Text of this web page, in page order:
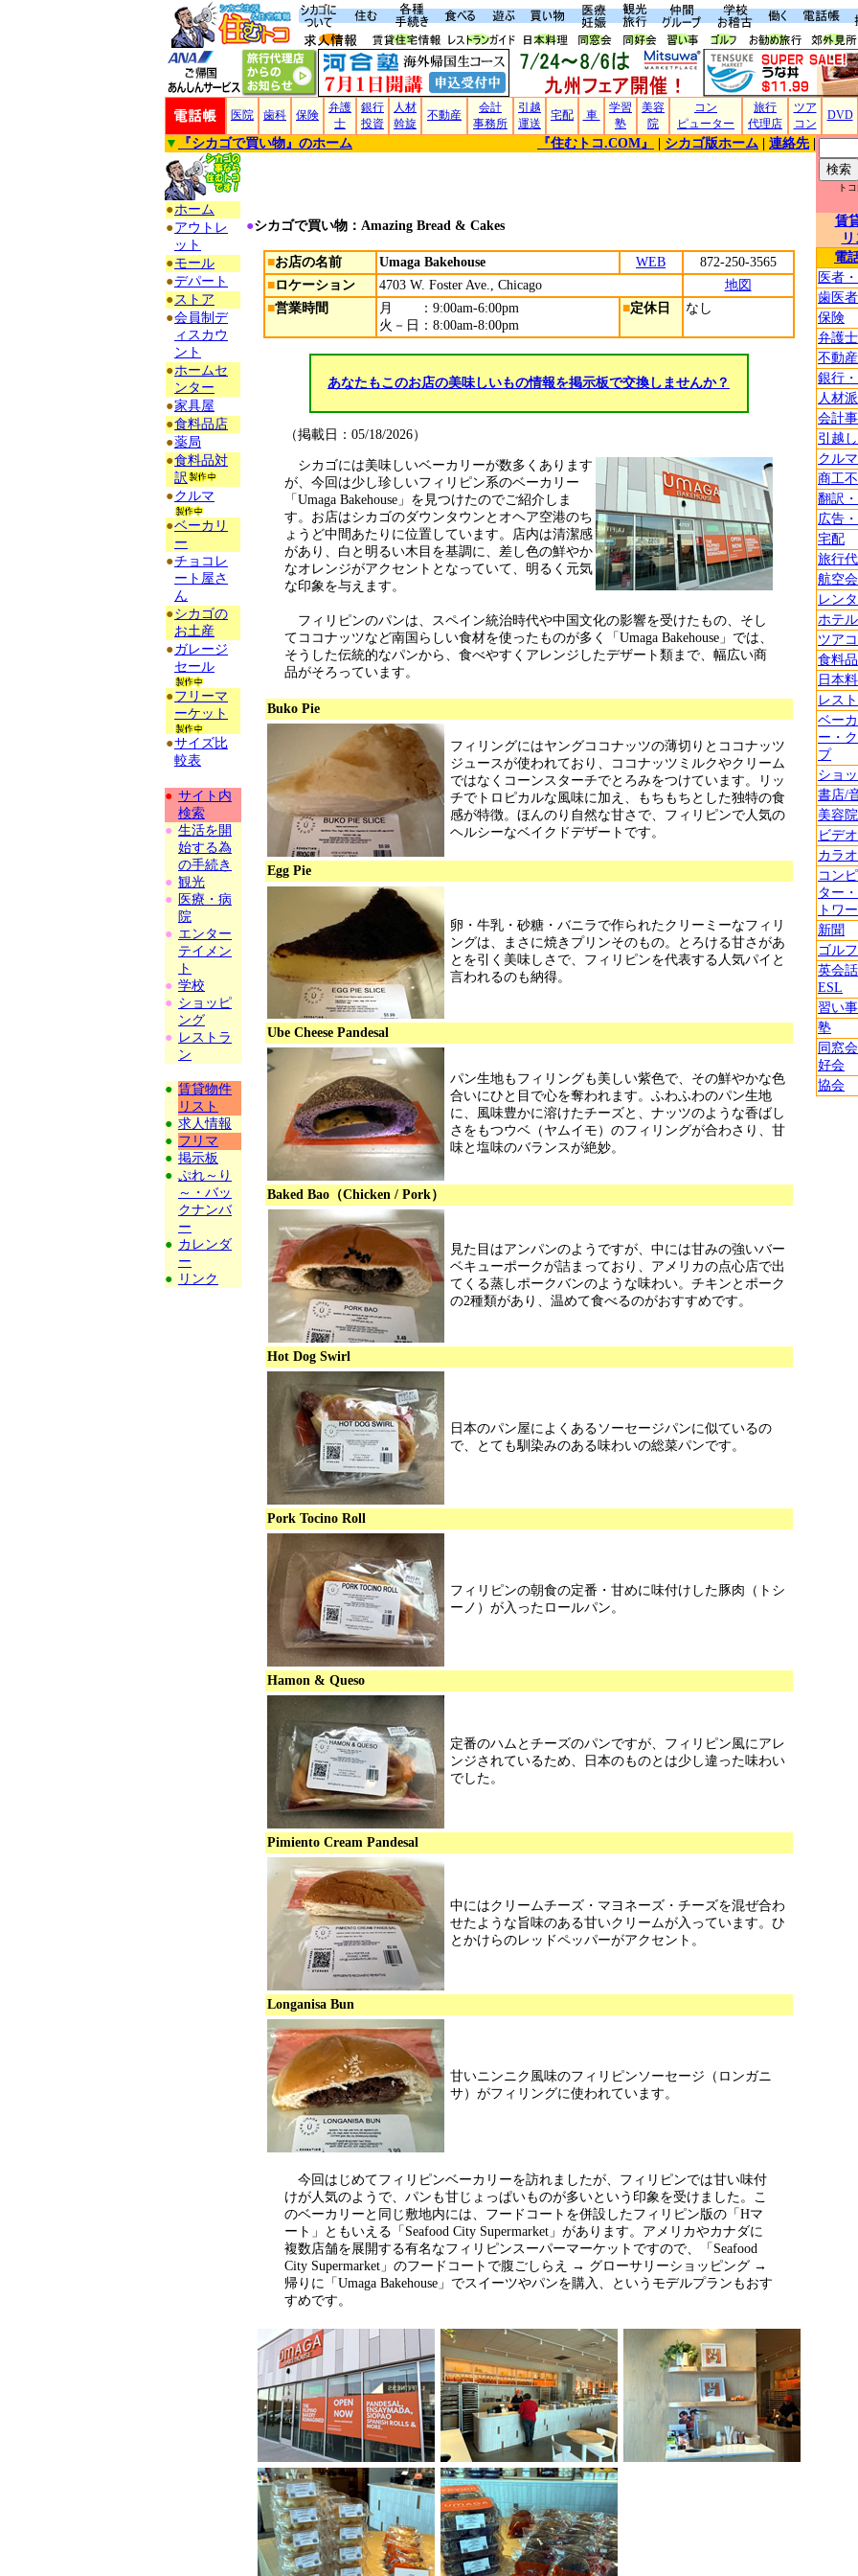
医院 歯科 保険
弁護
士
銀行
投資
人材
斡旋
不動産
会計
事務所
引越
運送
宅配 車
学習
塾
美容
院
コン
ピューター
旅行
代理店
ツア
コン
DVD
▼ 『シカゴで買い物』のホーム 『住むトコ.COM』 シカゴ版ホーム 連絡先|
ト
賃
電
医者
歯医者
保険
弁護士
不動
銀行
人材
会計
引越
クルマ
商工
翻訳
広告
宅配
旅行
航空
レン
ホテル
ツア
食料
日本
レス
ベー
ー・
プ
ショ
書店/
美容院
ビデ
カラ
コン
ター
トワ
新聞
ゴル
英会話
ESL
習い事
塾
同窓
好会
協会
●ホーム
●アウトレ
ット
●モール
●デパート
●ストア
●会員制デ
ィスカウ
ント
●ホームセ
ンター
●家具屋
●食料品店
●薬局
●食料品対
訳
●クルマ
●ベーカリ
ー
●チョコレ
ート屋さ
ん
●シカゴの
お土産
●ガレージ
セール
●フリーマ
ーケット
●サイズ比
較表
● サイト内
検索
● 生活を開
始する為
の手続き
● 観光
●
医療・病
院
● エンター
テイメン
ト
● 学校
● ショッピ
ング
● レストラ
ン
● 賃貸物件
リスト
● 求人情報
● フリマ
● 掲示板
● ぷれ～り
～・バッ
クナンバ
ー
● カレンダ
ー
● リンク
●シカゴで買い物： Amazing Bread & Cakes
■お店の名前 Umaga Bakehouse WEB
872-250-3565
■ロケーション 4703 W. Foster Ave., Chicago
地図
■営業時間
月 ：9:00am-6:00pm
火－日：8:00am-8:00pm
■定休日 なし
あなたもこのお店の美味しいもの情報を掲示板で交換しませんか？
（掲載日：05/18/2026）
シカゴには美味しいベーカリーが数多くあります
が、今回は少し珍しいフィリピン系のベーカリー
「Umaga Bakehouse」を見つけたのでご紹介しま
す。お店はシカゴのダウンタウンとオヘア空港のち
ょうど中間あたりに位置しています。店内は清潔感
があり、白と明るい木目を基調に、差し色の鮮やか
なオレンジがアクセントとなっていて、明るく元気
な印象を与えます。
フィリピンのパンは、スペイン統治時代や中国文化の影響を受けたもの、そし
てココナッツなど南国らしい食材を使ったものが多く「Umaga Bakehouse」では、
そうした伝統的なパンから、食べやすくアレンジしたデザート類まで、幅広い商
品がそろっています。
Buko Pie
フィリングにはヤングココナッツの薄切りとココナッツ
ジュースが使われており、ココナッツミルクやクリーム
ではなくコーンスターチでとろみをつけています。リッ
チでトロピカルな風味に加え、もちもちとした独特の食
感が特徴。ほんのり自然な甘さで、フィリピンで人気の
ヘルシーなベイクドデザートです。
Egg Pie
卵・牛乳・砂糖・バニラで作られたクリーミーなフィリ
ングは、まさに焼きプリンそのもの。とろける甘さがあ
とを引く美味しさで、フィリピンを代表する人気パイと
言われるのも納得。
Ube Cheese Pandesal
パン生地もフィリングも美しい紫色で、その鮮やかな色
合いにひと目で心を奪われます。ふわふわのパン生地
に、風味豊かに溶けたチーズと、ナッツのような香ばし
さをもつウベ（ヤムイモ）のフィリングが合わさり、甘
味と塩味のバランスが絶妙。
Baked Bao（Chicken / Pork）
見た目はアンパンのようですが、中には甘みの強いバー
ベキューポークが詰まっており、アメリカの点心店で出
てくる蒸しポークバンのような味わい。チキンとポーク
の2種類があり、温めて食べるのがおすすめです。
Hot Dog Swirl
日本のパン屋によくあるソーセージパンに似ているの
で、とても馴染みのある味わいの総菜パンです。
Pork Tocino Roll
フィリピンの朝食の定番・甘めに味付けした豚肉（トシ
ーノ）が入ったロールパン。
Hamon & Queso
定番のハムとチーズのパンですが、フィリピン風にアレ
ンジされているため、日本のものとは少し違った味わい
でした。
Pimiento Cream Pandesal
中にはクリームチーズ・マヨネーズ・チーズを混ぜ合わ
せたような旨味のある甘いクリームが入っています。ひ
とかけらのレッドペッパーがアクセント。
Longanisa Bun
甘いニンニク風味のフィリピンソーセージ（ロンガニ
サ）がフィリングに使われています。
今回はじめてフィリピンベーカリーを訪れましたが、フィリピンでは甘い味付
けが人気のようで、パンも甘じょっぱいものが多いという印象を受けました。こ
のベーカリーと同じ敷地内には、フードコートを併設したフィリピン版の「Hマ
ート」ともいえる「Seafood City Supermarket」があります。アメリカやカナダに
複数店舗を展開する有名なフィリピンスーパーマーケットですので、「Seafood
City Supermarket」のフードコートで腹ごしらえ → グローサリーショッピング →
帰りに「Umaga Bakehouse」でスイーツやパンを購入、というモデルプランもおす
すめです。